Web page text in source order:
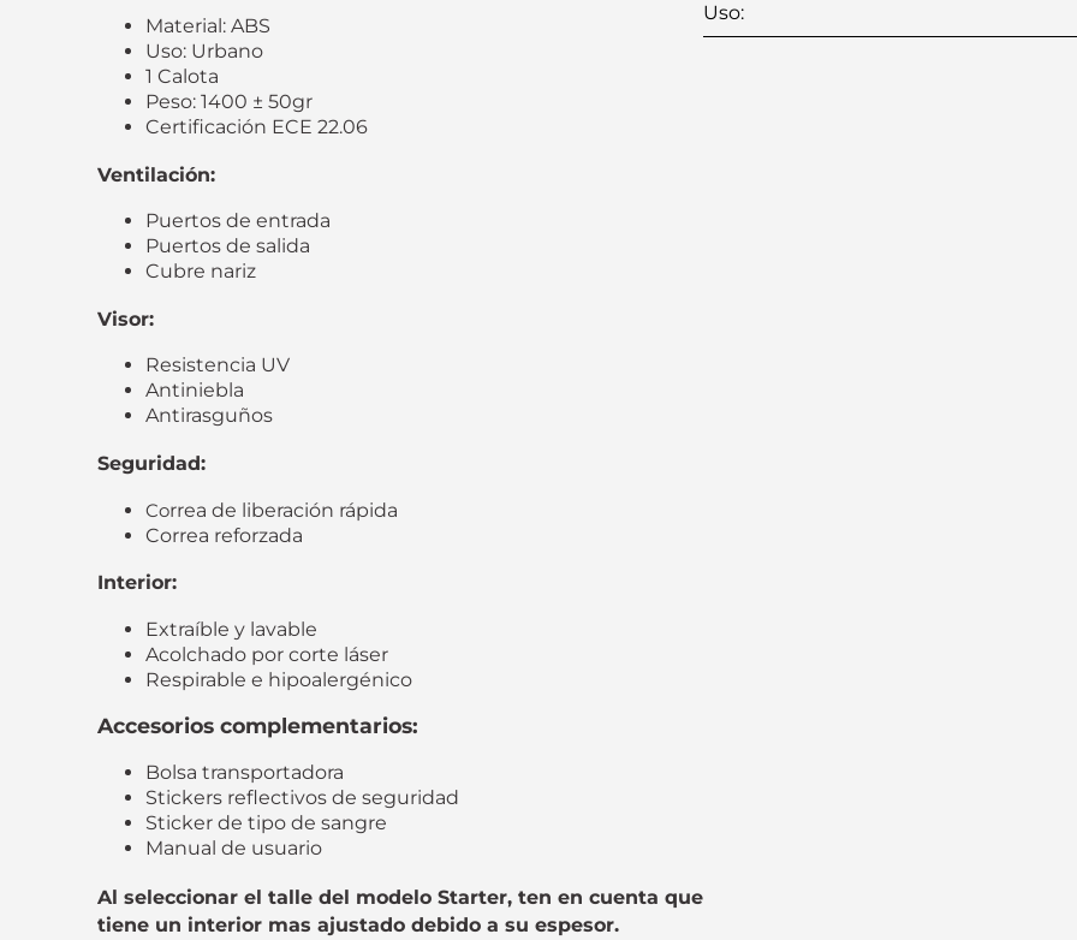
Material: ABS
Uso: Urbano
1 Calota
Peso: 1400 ± 50gr
Certificación ECE 22.06
Ventilación:
Puertos de entrada
Puertos de salida
Cubre nariz
Visor:
Resistencia UV
Antiniebla
Antirasguños
Seguridad:
Correa de liberación rápida
Correa reforzada
Interior:
Extraíble y lavable
Acolchado por corte láser
Respirable e hipoalergénico
Accesorios complementarios:
Bolsa transportadora
Stickers reflectivos de seguridad
Sticker de tipo de sangre
Manual de usuario
Al seleccionar el talle del modelo Starter, ten en cuenta que
tiene un interior mas ajustado debido a su espesor.
Uso: